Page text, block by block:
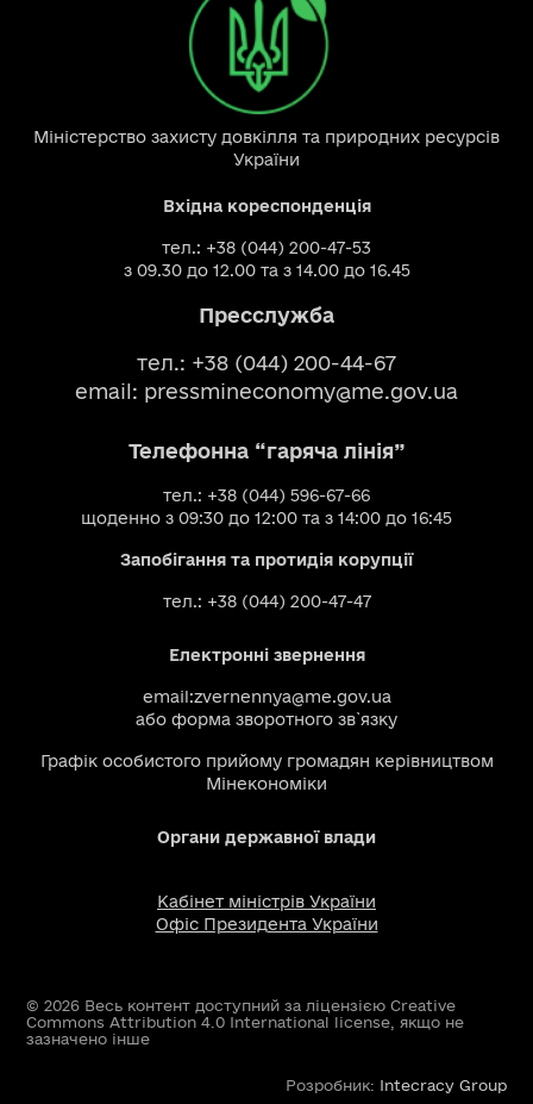
Міністерство захисту довкілля та природних ресурсів
України
Вхідна кореспонденція
тел.: +38 (044) 200-47-53
з 09.30 до 12.00 та з 14.00 до 16.45
Пресслужба
тел.: +38 (044) 200-44-67
email: pressmineconomy@me.gov.ua
Телефонна “гаряча лінія”
тел.: +38 (044) 596-67-66
щоденно з 09:30 до 12:00 та з 14:00 до 16:45
Запобігання та протидія корупції
тел.: +38 (044) 200-47-47
Електронні звернення
email:zvernennya@me.gov.ua
або форма зворотного зв`язку
Графік особистого прийому громадян керівництвом
Мінекономіки
Органи державної влади
Кабінет міністрів України
Офіс Президента України
© 2026 Весь контент доступний за ліцензією Creative
Commons Attribution 4.0 International license, якщо не
зазначено інше
Розробник: Intecracy Group